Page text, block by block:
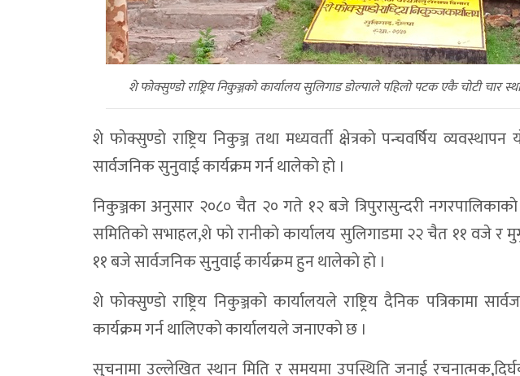
शे फाेक्सुण्डाे राष्ट्रिय निकुञ्जको कार्यालय सुलिगाड डाेल्पाले पहिलाे पटक एकै चाेटी चार
शे फाेक्सुण्डाे राष्ट्रिय निकुञ्ज तथा मध्यवर्ती क्षेत्रकाे पन्चवर्षिय
सार्वजनिक सुनुवाई कार्यक्रम गर्न थालेकाे हाे ।
निकुञ्जका अनुसार २०८० चैत २० गते १२ बजे त्रिपुरासुन्दरी
समितिकाे सभाहल,शे फाे रानीकाे कार्यालय सुलिगाडमा २२ चैत ११ वजे र
११ बजे सार्वजनिक सुनुवाई कार्यक्रम हुन थालेकाे हाे ।
शे फाेक्सुण्डाे राष्ट्रिय निकुञ्जको कार्यालयले राष्ट्रिय दैनिक पत्रिकामा
कार्यक्रम गर्न थालिएकाे कार्यालयले जनाएकाे छ ।
सुचनामा उल्लेखित स्थान मिति र समयमा उपस्थिति जनाई